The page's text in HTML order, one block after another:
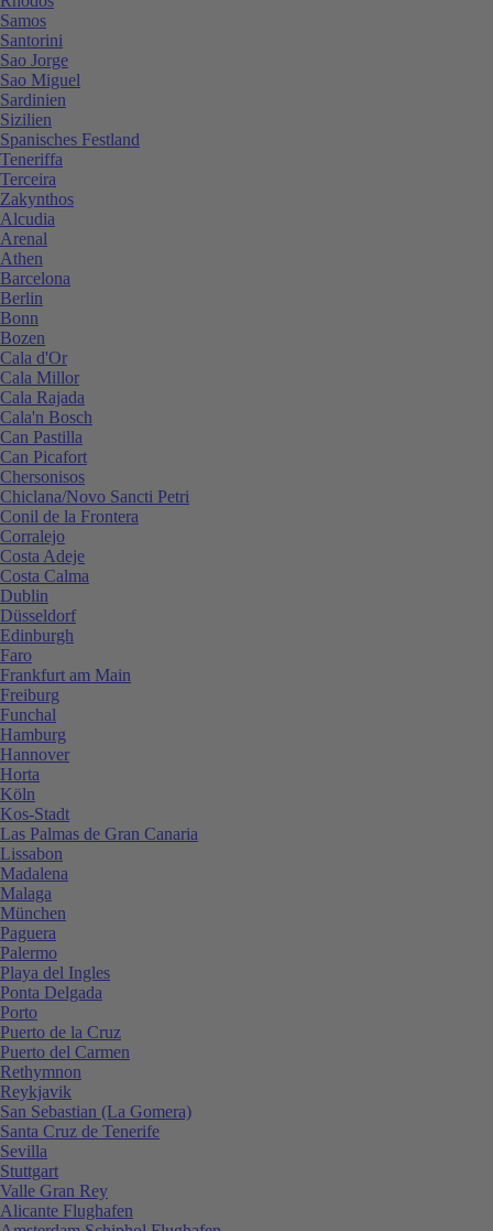
Samos
Santorini
Sao Jorge
Sao Miguel
Sardinien
Sizilien
Spanisches Festland
Teneriffa
Terceira
Zakynthos
Alcudia
Arenal
Athen
Barcelona
Berlin
Bonn
Bozen
Cala d'Or
Cala Millor
Cala Rajada
Cala'n Bosch
Can Pastilla
Can Picafort
Chersonisos
Chiclana/Novo Sancti Petri
Conil de la Frontera
Corralejo
Costa Adeje
Costa Calma
Dublin
Düsseldorf
Edinburgh
Faro
Frankfurt am Main
Freiburg
Funchal
Hamburg
Hannover
Horta
Köln
Kos-Stadt
Las Palmas de Gran Canaria
Lissabon
Madalena
Malaga
München
Paguera
Palermo
Playa del Ingles
Ponta Delgada
Porto
Puerto de la Cruz
Puerto del Carmen
Rethymnon
Reykjavik
San Sebastian (La Gomera)
Santa Cruz de Tenerife
Sevilla
Stuttgart
Valle Gran Rey
Alicante Flughafen